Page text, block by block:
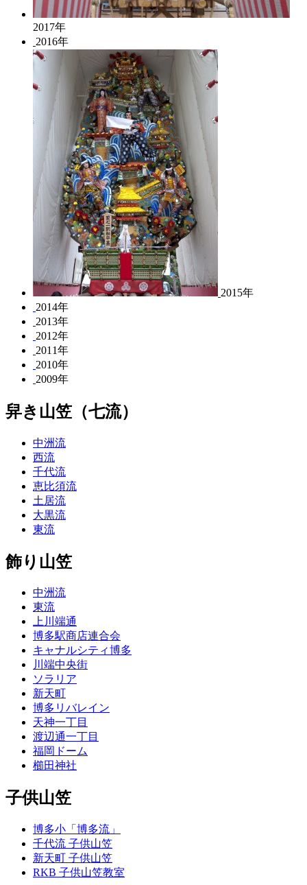
2017年
2016年
2015年
2014年
2013年
2012年
2011年
2010年
2009年
舁き山笠（七流）
中洲流
西流
千代流
恵比須流
土居流
大黒流
東流
飾り山笠
中洲流
東流
上川端通
博多駅商店連合会
キャナルシティ博多
川端中央街
ソラリア
新天町
博多リバレイン
天神一丁目
渡辺通一丁目
福岡ドーム
櫛田神社
子供山笠
博多小「博多流」
千代流 子供山笠
新天町 子供山笠
RKB 子供山笠教室